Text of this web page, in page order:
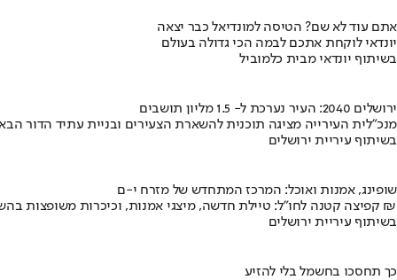
אתם עוד לא שם? הטיסה למונדיאל כבר יצאה
יונדאי לוקחת אתכם לבמה הכי גדולה בעולם
בשיתוף יונדאי מבית כלמוביל
ירושלים 2040: העיר נערכת ל- 1.5 מליון תושבים
מנכ"לית העירייה מציגה תוכנית להשארת הצעירים ובניית עתיד הדור
בשיתוף עיריית ירושלים
שופינג, אמנות ואוכל: המרכז המתחדש של מזרח י-ם
קפיצה קטנה לחו"ל: טיילת חדשה, מיצגי אמנות, וכיכרות משופצות בהשקעה של 100 מיליון ₪
בשיתוף עיריית ירושלים
כך תחסכו בחשמל בלי להזיע